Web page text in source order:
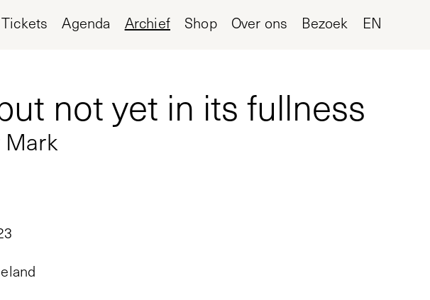
Tickets Agenda Archief Shop Over ons Bezoek EN
not yet in its fullness
Mark